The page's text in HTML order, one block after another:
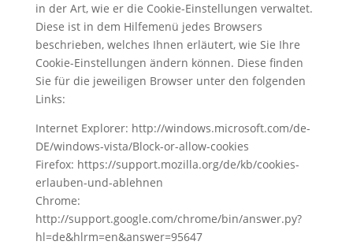
in der Art, wie er die Cookie-Einstellungen verwaltet.
Diese ist in dem Hilfemenü jedes Browsers
beschrieben, welches Ihnen erläutert, wie Sie Ihre
Cookie-Einstellungen ändern können. Diese finden
Sie für die jeweiligen Browser unter den folgenden
Links:
Internet Explorer: http://windows.microsoft.com/de-
DE/windows-vista/Block-or-allow-cookies
Firefox: https://support.mozilla.org/de/kb/cookies-
erlauben-und-ablehnen
Chrome:
http://support.google.com/chrome/bin/answer.py?
hl=de&hlrm=en&answer=95647